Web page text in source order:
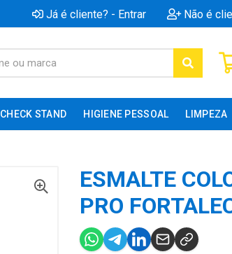
Já é cliente? - Entrar Não é
CHECK STAND HIGIENE PESSOAL LIMPEZA
ESMALTE
PRO